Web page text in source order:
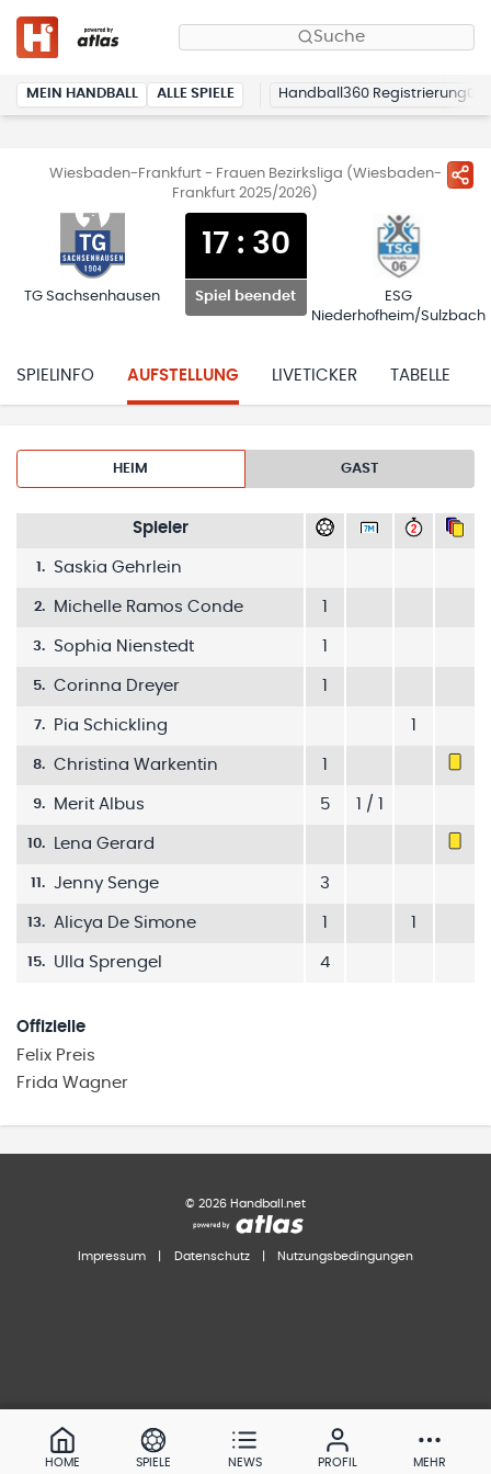
Suche
MEIN HANDBALL ALLE SPIELE Handball360 Registrierung
Wiesbaden-Frankfurt - Frauen Bezirksliga (Wiesbaden-
Frankfurt 2025/2026)
TG Sachsenhausen
17: 30
Spiel beendet
ESG
Niederhofheim/Sulzbach
SPIELINFO AUFSTELLUNG LIVETICKER TABELLE
HEIM GAST
Spieler
1. Saskia Gehrlein
2. Michelle Ramos Conde
3. Sophia Nienstedt
5. Corinna Dreyer
7. Pia Schickling
8. Christina Warkentin
9. Merit Albus 5 1 / 1
10. Lena Gerard
11. Jenny Senge 3
13. Alicya De Simone
15. Ulla Sprengel 4
Offizielle
Felix Preis
Frida Wagner
© 2026 Handball.net
Impressum Datenschutz Nutzungsbedingungen
HOME SPIELE NEWS PROFIL MEHR